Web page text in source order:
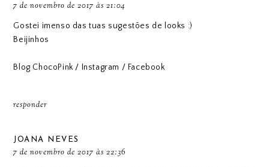
7 de novembro de 2017 às 21:04
Gostei imenso das tuas sugestões de looks :)
Beijinhos
Blog ChocoPink / Instagram / Facebook
responder
JOANA NEVES
7 de novembro de 2017 às 22:36